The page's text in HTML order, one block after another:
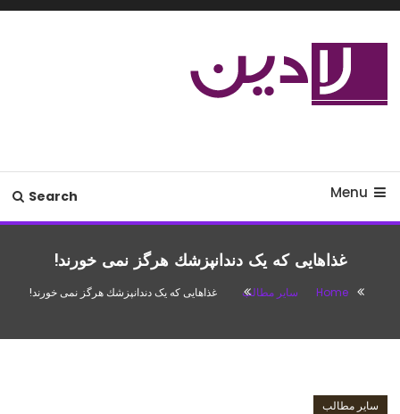
Skip
Menu
Search
غذاهایی که یک دندانپزشك هرگز نمی خورند!
Home سایر مطالب غذاهایی که یک دندانپزشك هرگز نمی خورند!
سایر مطالب